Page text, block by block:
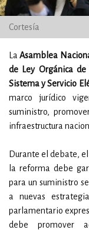
Cortesía
LaAsamblea
de Ley Orgánica
Sistema y Servicio
marco jurídico
suministro,
infraestructura
Durante el debate,
la reforma debe
para un suministro
a nuevas
parlamentario
debe promover